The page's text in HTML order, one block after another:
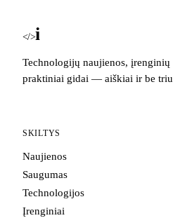
</>iBlog
Technologijų naujienos, įrenginių
praktiniai gidai — aiškiai ir be
SKILTYS
Naujienos
Saugumas
Technologijos
Įrenginiai